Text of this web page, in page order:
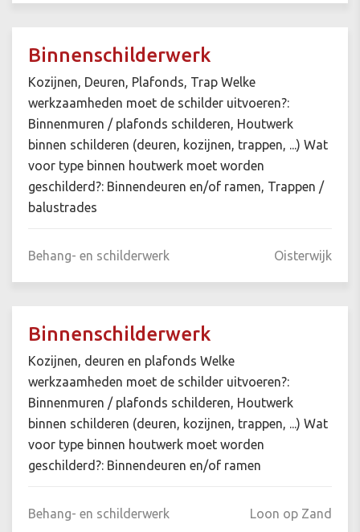
Binnenschilderwerk
Kozijnen, Deuren, Plafonds, Trap Welke
werkzaamheden moet de schilder uitvoeren?:
Binnenmuren / plafonds schilderen, Houtwerk
binnen schilderen (deuren, kozijnen, trappen, ...) Wat
voor type binnen houtwerk moet worden
geschilderd?: Binnendeuren en/of ramen, Trappen /
balustrades
Behang- en schilderwerk Oisterwijk
Binnenschilderwerk
Kozijnen, deuren en plafonds Welke
werkzaamheden moet de schilder uitvoeren?:
Binnenmuren / plafonds schilderen, Houtwerk
binnen schilderen (deuren, kozijnen, trappen, ...) Wat
voor type binnen houtwerk moet worden
geschilderd?: Binnendeuren en/of ramen
Behang- en schilderwerk Loon op Zand